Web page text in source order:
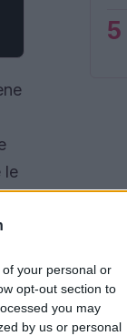
your personal or
opt-out section to
you may
by us or personal
le
5